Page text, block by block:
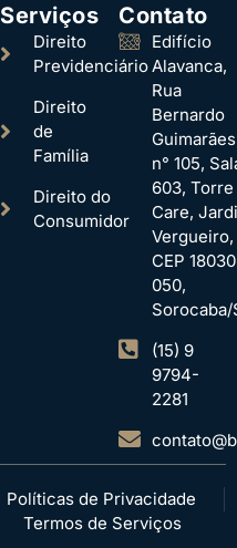
Serviços
Direito
Previdenciário
Direito
de
Família
Direito do
Consumidor
Contato
Edifício
Alavanca,
Rua
Bernardo
n° 105,
603, Torre
Care,
Vergueiro,
CEP
050,
Sorocaba/
(15) 9
9794-
2281
Políticas de Privacidade
Termos de Serviços